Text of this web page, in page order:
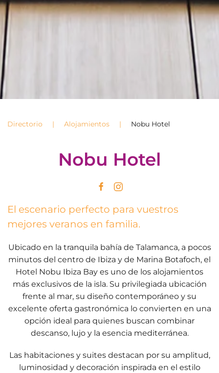
Directorio Alojamientos Nobu Hotel
Nobu Hotel
El escenario perfecto para vuestros
mejores veranos en familia.
Ubicado en la tranquila bahía de Talamanca, a pocos
minutos del centro de Ibiza y de Marina Botafoch, el
Hotel Nobu Ibiza Bay es uno de los alojamientos
más exclusivos de la isla. Su privilegiada ubicación
frente al mar, su diseño contemporáneo y su
excelente oferta gastronómica lo convierten en una
opción ideal para quienes buscan combinar
descanso, lujo y la esencia mediterránea.
Las habitaciones y suites destacan por su amplitud,
luminosidad y decoración inspirada en el estilo